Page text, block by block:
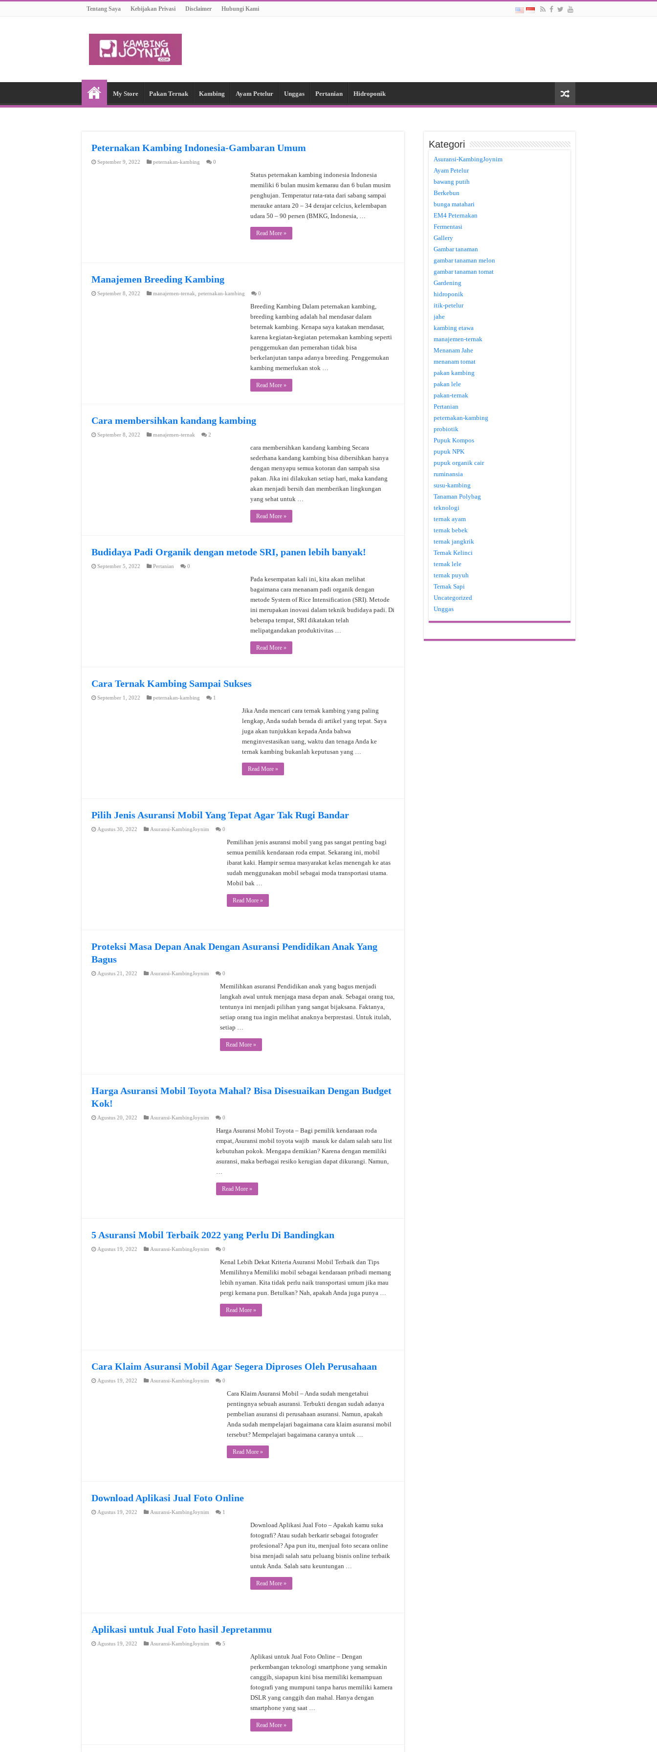
Tentang Saya Kebijakan Privasi Disclaimer Hubungi Kami
My Store Pakan Ternak Kambing Ayam Petelur Unggas Pertanian Hidroponik
Peternakan Kambing Indonesia-Gambaran Umum
September 9, 2022 peternakan-kambing 0
Status peternakan kambing indonesia Indonesia
memiliki 6 bulan musim kemarau dan 6 bulan musim
penghujan. Temperatur rata-rata dari sabang sampai
merauke antara 20 – 34 derajar celcius, kelembapan
udara 50 – 90 persen (BMKG, Indonesia, …
Read More »
Manajemen Breeding Kambing
September 8, 2022 manajemen-ternak peternakan-kambing 0
Breeding Kambing Dalam peternakan kambing,
breeding kambing adalah hal mendasar dalam
beternak kambing. Kenapa saya katakan mendasar,
karena kegiatan-kegiatan peternakan kambing seperti
penggemukan dan pemerahan tidak bisa
berkelanjutan tanpa adanya breeding. Penggemukan
kambing memerlukan stok …
Read More »
Cara membersihkan kandang kambing
September 8, 2022 manajemen-ternak 2
cara membersihkan kandang kambing Secara
sederhana kandang kambing bisa dibersihkan hanya
dengan menyapu semua kotoran dan sampah sisa
pakan. Jika ini dilakukan setiap hari, maka kandang
akan menjadi bersih dan memberikan lingkungan
yang sehat untuk …
Read More »
Budidaya Padi Organik dengan metode SRI, panen lebih banyak!
September 5, 2022 Pertanian 0
Pada kesempatan kali ini, kita akan melihat
bagaimana cara menanam padi organik dengan
metode System of Rice Intensification (SRI). Metode
ini merupakan inovasi dalam teknik budidaya padi. Di
beberapa tempat, SRI dikatakan telah
melipatgandakan produktivitas …
Read More »
Cara Ternak Kambing Sampai Sukses
September 1, 2022 peternakan-kambing 1
Jika Anda mencari cara ternak kambing yang paling
lengkap, Anda sudah berada di artikel yang tepat. Saya
juga akan tunjukkan kepada Anda bahwa
menginvestasikan uang, waktu dan tenaga Anda ke
ternak kambing bukanlah keputusan yang …
Read More »
Pilih Jenis Asuransi Mobil Yang Tepat Agar Tak Rugi Bandar
Agustus 30, 2022 Asuransi-KambingJoynim 0
Pemilihan jenis asuransi mobil yang pas sangat penting bagi
semua pemilik kendaraan roda empat. Sekarang ini, mobil
ibarat kaki. Hampir semua masyarakat kelas menengah ke atas
sudah menggunakan mobil sebagai moda transportasi utama.
Mobil bak …
Read More »
Proteksi Masa Depan Anak Dengan Asuransi Pendidikan Anak Yang
Bagus
Agustus 21, 2022 Asuransi-KambingJoynim 0
Memilihkan asuransi Pendidikan anak yang bagus menjadi
langkah awal untuk menjaga masa depan anak. Sebagai orang tua,
tentunya ini menjadi pilihan yang sangat bijaksana. Faktanya,
setiap orang tua ingin melihat anaknya berprestasi. Untuk itulah,
setiap …
Read More »
Harga Asuransi Mobil Toyota Mahal? Bisa Disesuaikan Dengan Budget
Kok!
Agustus 20, 2022 Asuransi-KambingJoynim 0
Harga Asuransi Mobil Toyota – Bagi pemilik kendaraan roda
empat, Asuransi mobil toyota wajib masuk ke dalam salah satu list
kebutuhan pokok. Mengapa demikian? Karena dengan memiliki
asuransi, maka berbagai resiko kerugian dapat dikurangi. Namun,
…
Read More »
5 Asuransi Mobil Terbaik 2022 yang Perlu Di Bandingkan
Agustus 19, 2022 Asuransi-KambingJoynim 0
Kenal Lebih Dekat Kriteria Asuransi Mobil Terbaik dan Tips
Memilihnya Memiliki mobil sebagai kendaraan pribadi memang
lebih nyaman. Kita tidak perlu naik transportasi umum jika mau
pergi kemana pun. Betulkan? Nah, apakah Anda juga punya …
Read More »
Cara Klaim Asuransi Mobil Agar Segera Diproses Oleh Perusahaan
Agustus 19, 2022 Asuransi-KambingJoynim 0
Cara Klaim Asuransi Mobil – Anda sudah mengetahui
pentingnya sebuah asuransi. Terbukti dengan sudah adanya
pembelian asuransi di perusahaan asuransi. Namun, apakah
Anda sudah mempelajari bagaimana cara klaim asuransi mobil
tersebut? Mempelajari bagaimana caranya untuk …
Read More »
Download Aplikasi Jual Foto Online
Agustus 19, 2022 Asuransi-KambingJoynim 1
Download Aplikasi Jual Foto – Apakah kamu suka
fotografi? Atau sudah berkarir sebagai fotografer
profesional? Apa pun itu, menjual foto secara online
bisa menjadi salah satu peluang bisnis online terbaik
untuk Anda. Salah satu keuntungan …
Read More »
Aplikasi untuk Jual Foto hasil Jepretanmu
Agustus 19, 2022 Asuransi-KambingJoynim 5
Aplikasi untuk Jual Foto Online – Dengan
perkembangan teknologi smartphone yang semakin
canggih, siapapun kini bisa memiliki kemampuan
fotografi yang mumpuni tanpa harus memiliki kamera
DSLR yang canggih dan mahal. Hanya dengan
smartphone yang saat …
Read More »
Kategori
Asuransi-KambingJoynim
Ayam Petelur
bawang putih
Berkebun
bunga matahari
EM4 Peternakan
Fermentasi
Gallery
Gambar tanaman
gambar tanaman melon
gambar tanaman tomat
Gardening
hidroponik
itik-petelur
jahe
kambing etawa
manajemen-ternak
Menanam Jahe
menanam tomat
pakan kambing
pakan lele
pakan-ternak
Pertanian
peternakan-kambing
probiotik
Pupuk Kompos
pupuk NPK
pupuk organik cair
ruminansia
susu-kambing
Tanaman Polybag
teknologi
ternak ayam
ternak bebek
ternak jangkrik
Ternak Kelinci
ternak lele
ternak puyuh
Ternak Sapi
Uncategorized
Unggas